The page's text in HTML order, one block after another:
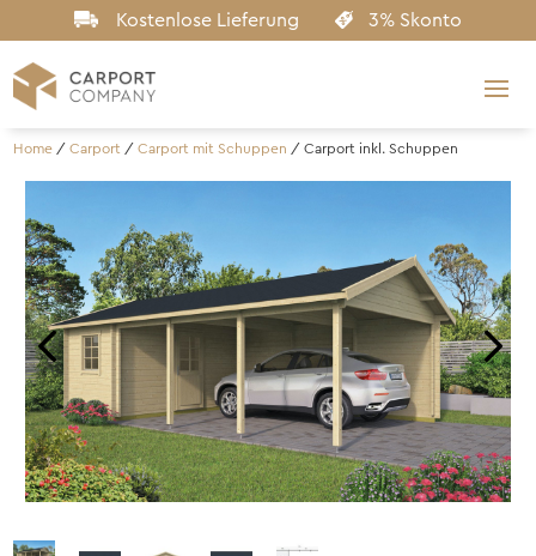
Kostenlose Lieferung 3% Skonto
Home /Carport /Carport mit Schuppen /Carport inkl. Schuppen